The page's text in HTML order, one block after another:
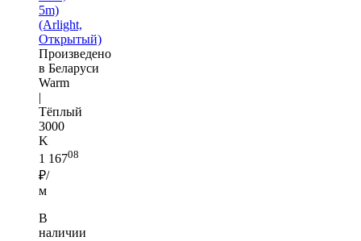
5m)
(Arlight,
Открытый)
Произведено
в Беларуси
Warm
|
Тёплый
3000
K
1 16708
₽/
м
В
наличии